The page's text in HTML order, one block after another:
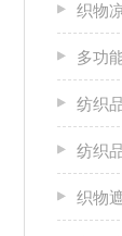
织物
多功
纺织
纺织
织物